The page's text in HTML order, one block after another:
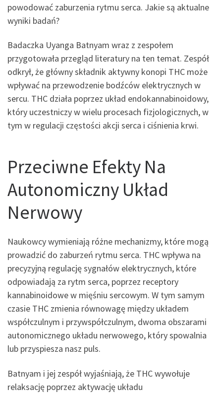
powodować zaburzenia rytmu serca. Jakie są aktualne
wyniki badań?
Badaczka Uyanga Batnyam wraz z zespołem
przygotowała przegląd literatury na ten temat. Zespół
odkrył, że główny składnik aktywny konopi THC może
wpływać na przewodzenie bodźców elektrycznych w
sercu. THC działa poprzez układ endokannabinoidowy,
który uczestniczy w wielu procesach fizjologicznych, w
tym w regulacji częstości akcji serca i ciśnienia krwi.
Przeciwne Efekty Na
Autonomiczny Układ
Nerwowy
Naukowcy wymieniają różne mechanizmy, które mogą
prowadzić do zaburzeń rytmu serca. THC wpływa na
precyzyjną regulację sygnałów elektrycznych, które
odpowiadają za rytm serca, poprzez receptory
kannabinoidowe w mięśniu sercowym. W tym samym
czasie THC zmienia równowagę między układem
współczulnym i przywspółczulnym, dwoma obszarami
autonomicznego układu nerwowego, który spowalnia
lub przyspiesza nasz puls.
Batnyam i jej zespół wyjaśniają, że THC wywołuje
relaksację poprzez aktywację układu